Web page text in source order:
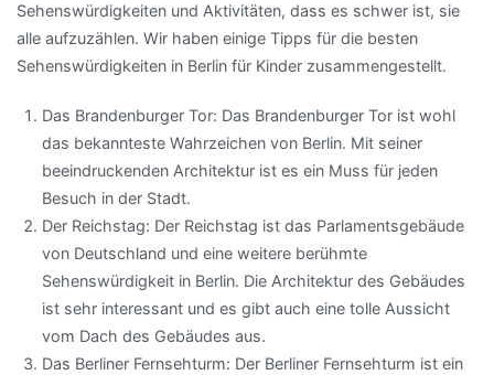
Sehenswürdigkeiten und Aktivitäten, dass es schwer ist, sie
alle aufzuzählen. Wir haben einige Tipps für die besten
Sehenswürdigkeiten in Berlin für Kinder zusammengestellt.
Das Brandenburger Tor: Das Brandenburger Tor ist wohl
das bekannteste Wahrzeichen von Berlin. Mit seiner
beeindruckenden Architektur ist es ein Muss für jeden
Besuch in der Stadt.
Der Reichstag: Der Reichstag ist das Parlamentsgebäude
von Deutschland und eine weitere berühmte
Sehenswürdigkeit in Berlin. Die Architektur des Gebäudes
ist sehr interessant und es gibt auch eine tolle Aussicht
vom Dach des Gebäudes aus.
Das Berliner Fernsehturm: Der Berliner Fernsehturm ist ein